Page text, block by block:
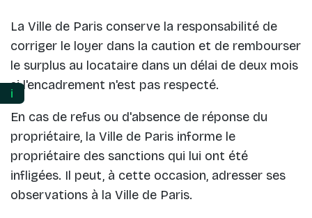
La Ville de Paris conserve la responsabilité de
corriger le loyer dans la caution et de rembourser
le surplus au locataire dans un délai de deux mois
si l'encadrement n'est pas respecté.
En cas de refus ou d'absence de réponse du
propriétaire, la Ville de Paris informe le
propriétaire des sanctions qui lui ont été
infligées. Il peut, à cette occasion, adresser ses
observations à la Ville de Paris.
ℹ️